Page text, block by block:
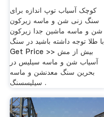
کوچک آسیاب توپ اندازه برای
سنگ زنی شن و ماسه زیرکون
شن و ماسه ماشین جدا زیرکون
با طلا توجه داشته باشید در سنگ
Get Price >> بیش از مش
آسیاب شن و ماسه سیلیس در
بحرین سنگ معدنشن و ماسه
سیلیسسنگ .